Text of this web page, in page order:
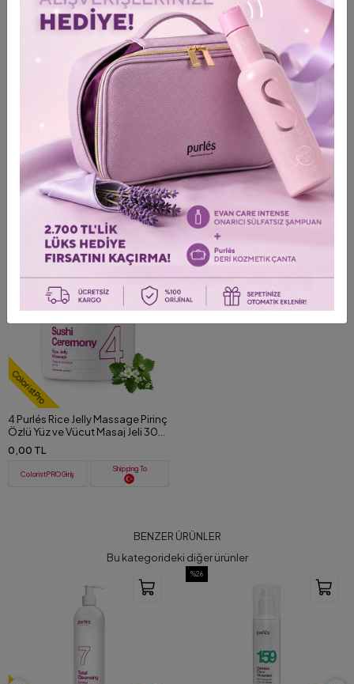
Kullanımı Profesyonel
Kargo & Teslimat
Ürün Değerlendirmeleri
0 /0 Yorum Yap
SON GEZİLEN ÜRÜNLER
Gezdiğiniz son ürünlere tekrar bakın
ColoristPro
4 Purlés Rice Jelly Massage Pirinç
Özlü Yüz ve Vücut Masaj Jeli 300
ML
0,00 TL
ColoristPRO Giriş
Shipping To
BENZER ÜRÜNLER
Bu kategorideki diğer ürünler
%26